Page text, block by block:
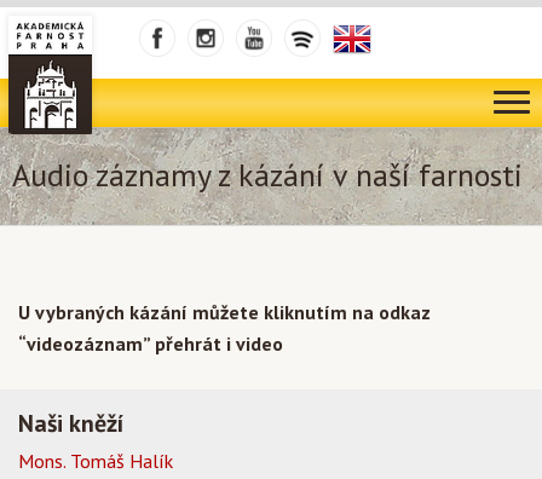
Audio záznamy z kázání v naší farnosti
U vybraných kázání můžete kliknutím na odkaz
“videozáznam” přehrát i video
Naši kněží
Mons. Tomáš Halík